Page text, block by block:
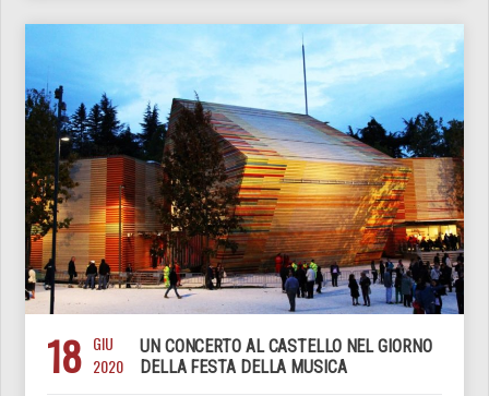
18 GIU
2020
UN CONCERTO AL CASTELLO NEL GIORNO
DELLA FESTA DELLA MUSICA